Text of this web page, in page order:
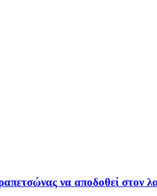
να αποδοθεί στον